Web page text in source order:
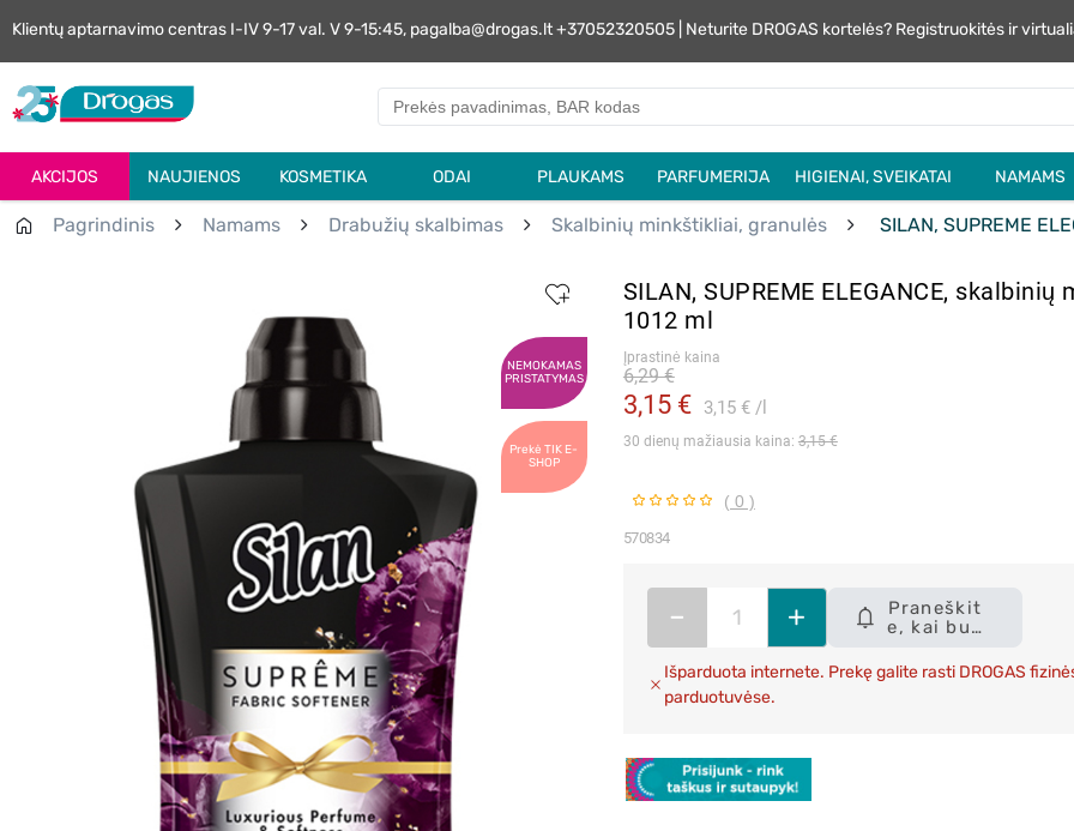
Klientų aptarnavimo centras I-IV 9-17 val. V 9-15:45, pagalba@drogas.lt +37052320505 | Neturite DROGAS kortelės? Registruokitės ir
AKCIJOS NAUJIENOS KOSMETIKA ODAI PLAUKAMS PARFUMERIJA HIGIENAI, SVEIKATAI NAMAMS
Pagrindinis Namams Drabužių skalbimas Skalbinių minkštikliai, granulės SILAN, SUPREME
NEMOKAMAS
PRISTATYMAS
Prekė TIK E-
SHOP
SILAN, SUPREME ELEGANCE,
1012 ml
Įprastinė kaina
3,15 € 3,15 € l
6,29 €
30 dienų mažiausia kaina: 3,15 €
( 0 )
570834
– +
Praneškit
e, kai bus
Išparduota internete. Prekę galite rasti DROGAS
parduotuvėse.